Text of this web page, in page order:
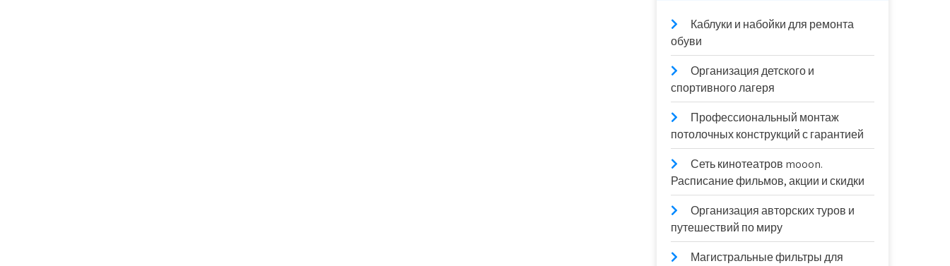
Каблуки и набойки для ремонта
обуви
Организация детского и
спортивного лагеря
Профессиональный монтаж
потолочных конструкций с гарантией
Сеть кинотеатров mooon.
Расписание фильмов, акции и скидки
Организация авторских туров и
путешествий по миру
Магистральные фильтры для